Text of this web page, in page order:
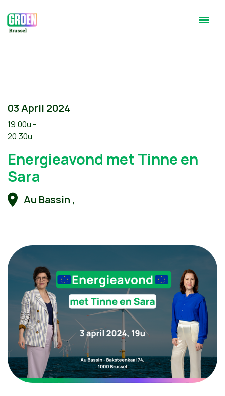
03 April 2024
19.00u -
20.30u
Energieavond met Tinne en
Sara
Au Bassin ,